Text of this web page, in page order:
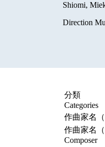
Shiomi,
Direction
分類
Categories
作曲家名（
作曲家名（
Composer